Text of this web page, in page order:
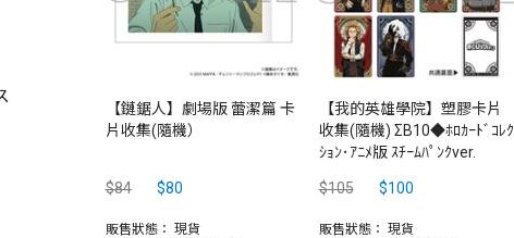
【鏈鋸人】劇場版 蕾潔篇 卡
片收集(隨機）
$84 $80
販售狀態： 現貨
【我的英雄學院】塑膠卡片
收集(隨機) ΣB10◆ﾎﾛｶｰﾄﾞｺﾚｸ
ｼｮﾝ･ｱﾆﾒ版 ｽﾁｰﾑﾊﾟﾝｸver.
$105 $100
販售狀態： 現貨